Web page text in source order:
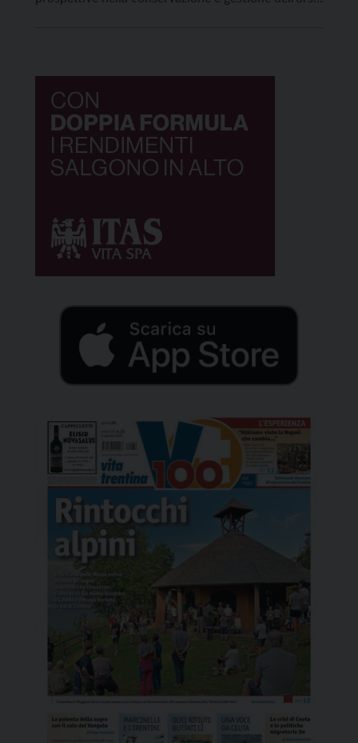
momento […]